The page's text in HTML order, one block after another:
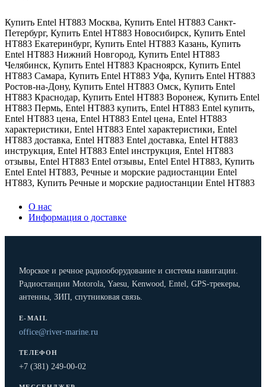
Купить Entel HT883 Москва, Купить Entel HT883 Санкт-
Петербург, Купить Entel HT883 Новосибирск, Купить Entel
HT883 Екатеринбург, Купить Entel HT883 Казань, Купить
Entel HT883 Нижний Новгород, Купить Entel HT883
Челябинск, Купить Entel HT883 Красноярск, Купить Entel
HT883 Самара, Купить Entel HT883 Уфа, Купить Entel HT883
Ростов-на-Дону, Купить Entel HT883 Омск, Купить Entel
HT883 Краснодар, Купить Entel HT883 Воронеж, Купить Entel
HT883 Пермь, Entel HT883 купить, Entel HT883 Entel купить,
Entel HT883 цена, Entel HT883 Entel цена, Entel HT883
характеристики, Entel HT883 Entel характеристики, Entel
HT883 доставка, Entel HT883 Entel доставка, Entel HT883
инструкция, Entel HT883 Entel инструкция, Entel HT883
отзывы, Entel HT883 Entel отзывы, Entel Entel HT883, Купить
Entel Entel HT883, Речные и морские радиостанции Entel
HT883, Купить Речные и морские радиостанции Entel HT883
О нас
Информация о доставке
Морское и речное радиооборудование и системы навигации.
Радиостанции Motorola, Yaesu, Kenwood, Entel, GPS-трекеры,
антенны, ЗИП, спутниковая связь.
E-MAIL
office@river-marine.ru
ТЕЛЕФОН
+7 (381) 249-00-02